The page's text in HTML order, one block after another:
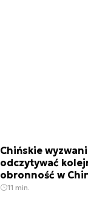
Chińskie
odczytywać
obronność w
11 min.